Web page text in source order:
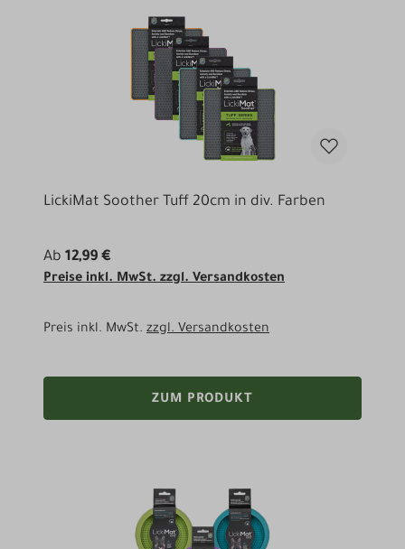
LickiMat Soother Tuff 20cm in div. Farben
Ab 12,99 €
Preise inkl. MwSt. zzgl. Versandkosten
Preis inkl. MwSt. zzgl. Versandkosten
ZUM PRODUKT